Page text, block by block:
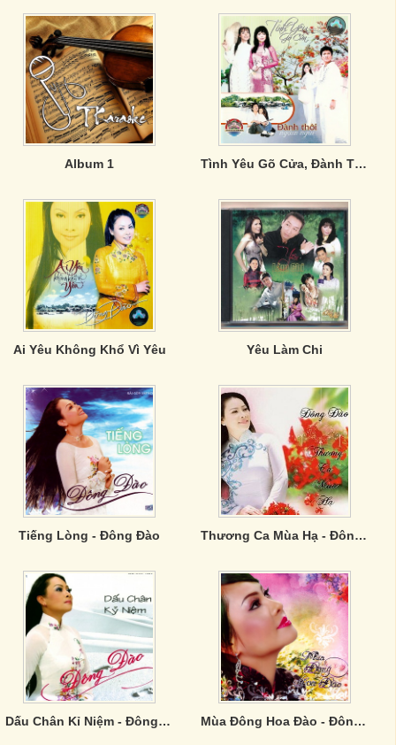
Album 1 Tình Yêu Gõ Cửa, Đành Thôi Ngậm Ngùi
Ai Yêu Không Khổ Vì Yêu Yêu Làm Chi
Tiếng Lòng - Đông Đào Thương Ca Mùa Hạ - Đông Đào
Dấu Chân Kỉ Niệm - Đông Đào Mùa Đông Hoa Đào - Đông Đào